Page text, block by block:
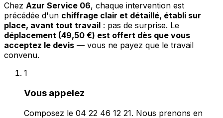
Chez Azur Service 06, chaque intervention est
précédée d'un chiffrage clair et détaillé, établi sur
place, avant tout travail : pas de surprise. Le
déplacement (49,50 €) est offert dès que vous
acceptez le devis — vous ne payez que le travail
convenu.
1
Vous appelez
Composez le 04 22 46 12 21. Nous prenons en